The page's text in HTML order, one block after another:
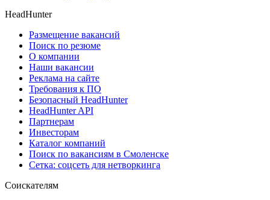
HeadHunter
Размещение вакансий
Поиск по резюме
О компании
Наши вакансии
Реклама на сайте
Требования к ПО
Безопасный HeadHunter
HeadHunter API
Партнерам
Инвесторам
Каталог компаний
Поиск по вакансиям в Смоленске
Сетка: соцсеть для нетворкинга
Соискателям